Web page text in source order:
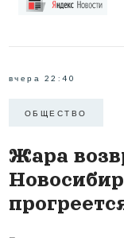
вчера 22:40
ОБЩЕСТВО
Жара